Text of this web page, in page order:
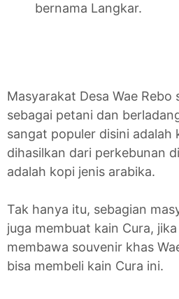
bernama Langkar.
Masyarakat Desa Wae Rebo
sebagai petani dan
sangat populer disini adalah
dihasilkan dari perkebunan
adalah kopi jenis arabika.
Tak hanya itu, sebagian
juga membuat kain Cura,
membawa souvenir khas
bisa membeli kain Cura ini.